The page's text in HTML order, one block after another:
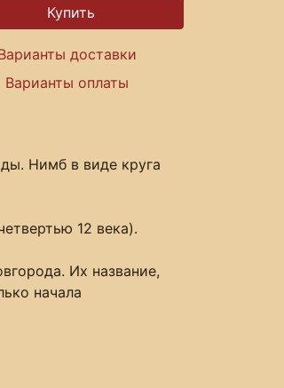
доставки
Варианты оплаты
Нимб в виде круга
12 века).
Их название,
начала